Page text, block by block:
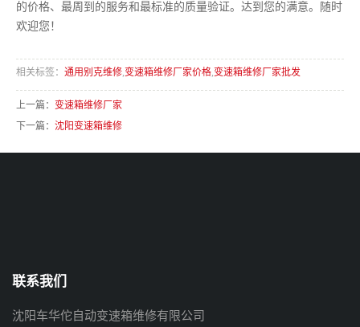
的价格、最周到的服务和最标准的质量验证。达到您的满意。随时
欢迎您！
相关标签： 通用别克维修,变速箱维修厂家价格,变速箱维修厂家批发
上一篇： 变速箱维修厂家
下一篇： 沈阳变速箱维修
联系我们
沈阳车华佗自动变速箱维修有限公司